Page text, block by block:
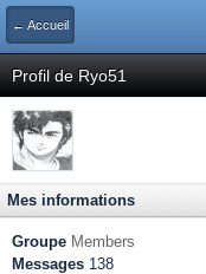
← Accueil
Profil de Ryo51
Mes informations
Groupe Members
Messages 138